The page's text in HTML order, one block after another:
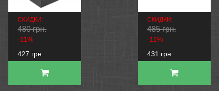
СКИДКИ:
480 грн.
-11%
427 грн.
СКИДКИ:
485 грн.
-11%
431 грн.